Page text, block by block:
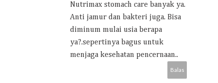
Nutrimax stomach care banyak ya.
Anti jamur dan bakteri juga. Bisa
diminum mulai usia berapa
ya?.sepertinya bagus untuk
menjaga kesehatan pencernaan..
Balas